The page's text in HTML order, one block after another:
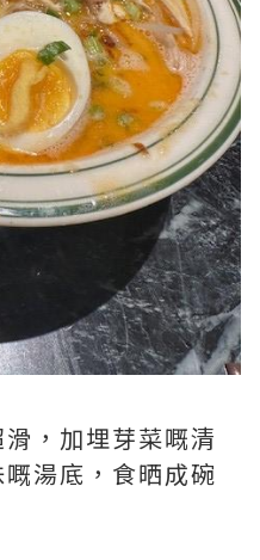
，加埋芽菜嘅清
湯底，食晒成碗